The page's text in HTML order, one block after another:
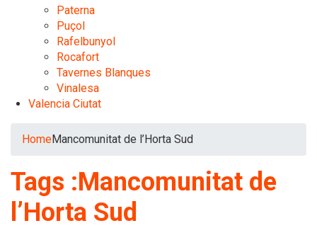
Paterna
Puçol
Rafelbunyol
Rocafort
Tavernes Blanques
Vinalesa
Valencia Ciutat
HomeMancomunitat de l’Horta Sud
Tags :Mancomunitat de
l’Horta Sud